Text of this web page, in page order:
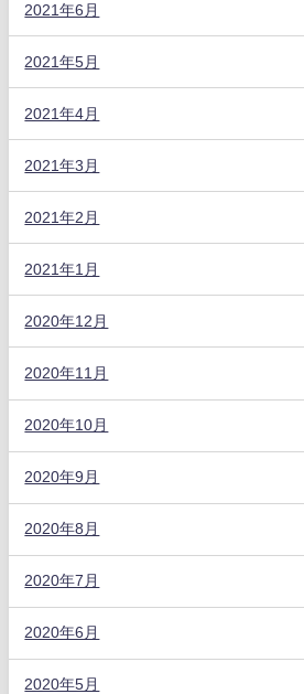
2021年6月
2021年5月
2021年4月
2021年3月
2021年2月
2021年1月
2020年12月
2020年11月
2020年10月
2020年9月
2020年8月
2020年7月
2020年6月
2020年5月